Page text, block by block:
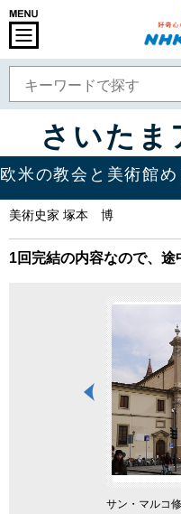
さいたま
欧米の教会と美術館め
美術史家 塚本 博
1回完結の内容なので、
サン・マルコ